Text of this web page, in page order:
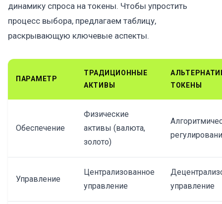
динамику спроса на токены. Чтобы упростить
процесс выбора, предлагаем таблицу,
раскрывающую ключевые аспекты.
ПАРАМЕТР
ТРАДИЦИОННЫЕ
АКТИВЫ
ТОКЕНЫ
Обеспечение
Физические
активы (валюта,
золото)
Управление
Централизованное
управление
управление